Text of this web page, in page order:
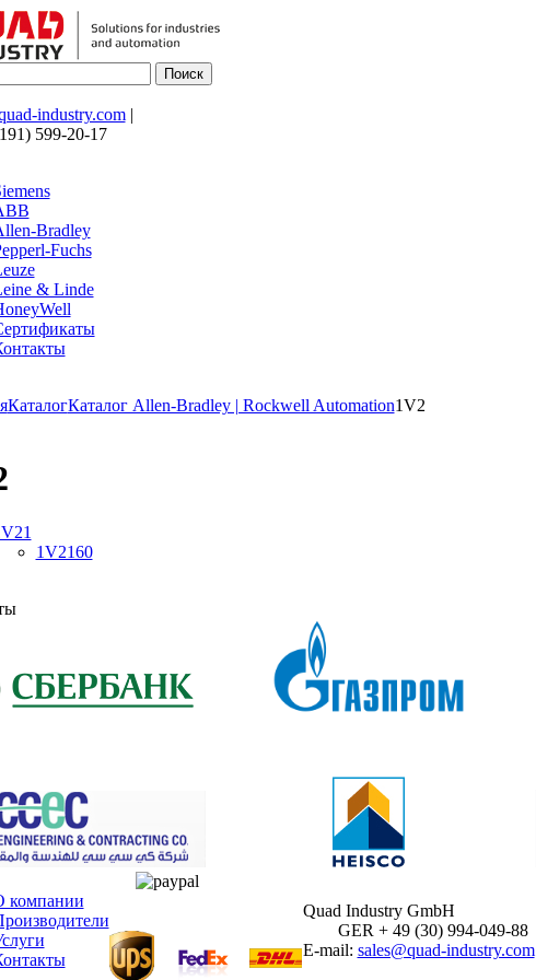
industry.com|
599-20-17
Bradley
Fuchs
& Linde
КаталогКаталог Allen-Bradley | Rockwell Automation1V2
1V2160
компании
Quad Industry GmbH
GER + 49 (30) 994-049-88
E-mail: sales@quad-industry.com